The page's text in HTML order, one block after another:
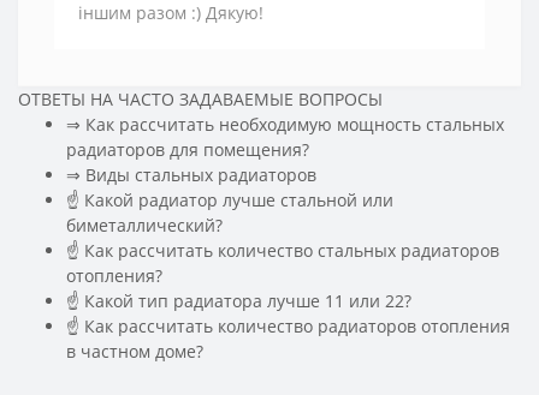
іншим разом :) Дякую!
ОТВЕТЫ НА ЧАСТО ЗАДАВАЕМЫЕ ВОПРОСЫ
⇒ Как рассчитать необходимую мощность стальных
радиаторов для помещения?
️⇒ Виды стальных радиаторов
☝ Какой радиатор лучше стальной или
биметаллический?
☝ Как рассчитать количество стальных радиаторов
отопления?
☝ Какой тип радиатора лучше 11 или 22?
☝ Как рассчитать количество радиаторов отопления
в частном доме?